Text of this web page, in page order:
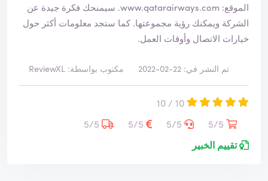
الموقع: www.qatarairways.com . سيمنحك فكرة جيدة عن
الشركة ويمكنك رؤية مجموعتها. كما ستجد معلومات أكثر حول
خيارات الاتصال وأوقات العمل.
تم النشر في: 22-02-2022 مكتوب بواسطة: ReviewXL
10 / 10
تقييم الخبير